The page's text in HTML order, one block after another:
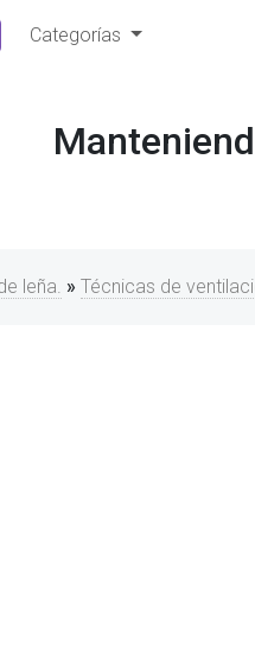
Categorías
leña. » Técnicas de